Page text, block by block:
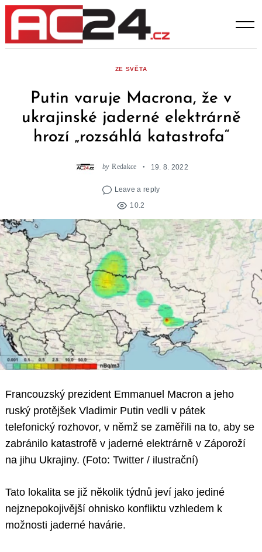
Skip
content
ZE SVĚTA
Putin varuje Macrona, že v
ukrajinské jaderné elektrárně
hrozí „rozsáhlá katastrofa“
by Redakce 19. 8. 2022
Leave a reply
10.2
Francouzský prezident Emmanuel Macron a jeho
ruský protějšek Vladimir Putin vedli v pátek
telefonický rozhovor, v němž se zaměřili na to, aby se
zabránilo katastrofě v jaderné elektrárně v Záporoží
na jihu Ukrajiny. (Foto: Twitter / ilustrační)
Tato lokalita se již několik týdnů jeví jako jediné
nejznepokojivější ohnisko konfliktu vzhledem k
možnosti jaderné havárie.